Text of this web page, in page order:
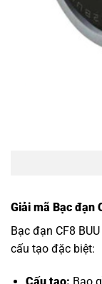
Giải mã Bạc đạn
Bạc đạn CF8
cấu tạo đặc biệt:
Cấu tạo: Bao